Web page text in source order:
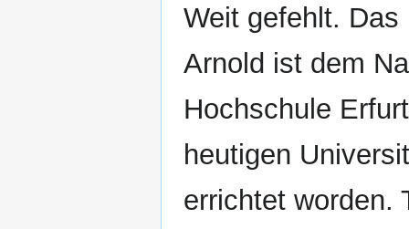
Weit gefehlt. Das
Arnold ist dem
Hochschule
heutigen
errichtet worden.